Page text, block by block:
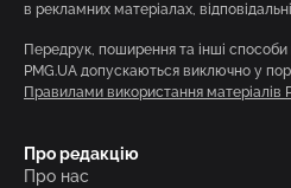
в рекламних матеріалах,
Передрук, поширення та інші способи
PMG.UA допускаються виключно у
Правилами використання матеріалів
Про редакцію
Про нас